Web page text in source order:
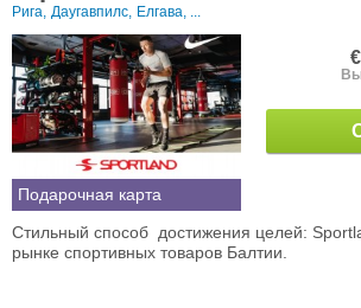
Рига, Даугавпилс, Елгава, ...
Подарочная карта
Стильный способ достижения целей:
рынке спортивных товаров Балтии.